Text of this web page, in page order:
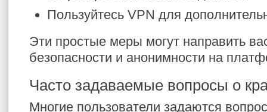
Пользуйтесь VPN для
Эти простые меры могут направить
безопасности и анонимности на
Часто задаваемые вопросы о
Многие пользователи задаются